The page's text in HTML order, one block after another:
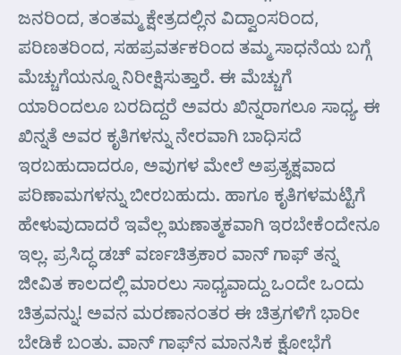
ಜನರಿಂದ, ತಂತಮ್ಮ ಕ್ಷೇತ್ರದಲ್ಲಿನ ವಿದ್ವಾಂಸರಿಂದ,
ಪರಿಣತರಿಂದ, ಸಹಪ್ರವರ್ತಕರಿಂದ ತಮ್ಮ ಸಾಧನೆಯ ಬಗ್ಗೆ
ಮೆಚ್ಚುಗೆಯನ್ನೂ ನಿರೀಕ್ಷಿಸುತ್ತಾರೆ. ಈ ಮೆಚ್ಚುಗೆ
ಯಾರಿಂದಲೂ ಬರದಿದ್ದರೆ ಅವರು ಖಿನ್ನರಾಗಲೂ ಸಾಧ್ಯ. ಈ
ಖಿನ್ನತೆ ಅವರ ಕೃತಿಗಳನ್ನು ನೇರವಾಗಿ ಬಾಧಿಸದೆ
ಇರಬಹುದಾದರೂ, ಅವುಗಳ ಮೇಲೆ ಅಪ್ರತ್ಯಕ್ಷವಾದ
ಪರಿಣಾಮಗಳನ್ನು ಬೀರಬಹುದು. ಹಾಗೂ ಕೃತಿಗಳಮಟ್ಟಿಗೆ
ಹೇಳುವುದಾದರೆ ಇವೆಲ್ಲ ಋಣಾತ್ಮಕವಾಗಿ ಇರಬೇಕೆಂದೇನೂ
ಇಲ್ಲ. ಪ್ರಸಿದ್ಧ ಡಚ್ ವರ್ಣಚಿತ್ರಕಾರ ವಾನ್ ಗಾಫ್ ತನ್ನ
ಜೀವಿತ ಕಾಲದಲ್ಲಿ ಮಾರಲು ಸಾಧ್ಯವಾದ್ದು ಒಂದೇ ಒಂದು
ಚಿತ್ರವನ್ನು! ಅವನ ಮರಣಾನಂತರ ಈ ಚಿತ್ರಗಳಿಗೆ ಭಾರೀ
ಬೇಡಿಕೆ ಬಂತು. ವಾನ್ ಗಾಫ್‌ನ ಮಾನಸಿಕ ಕ್ಷೋಭೆಗೆ